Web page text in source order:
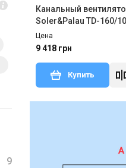
9
Канальный
Soler&Palau TD-160/
SILENT
Цена
9 418 грн
Купить